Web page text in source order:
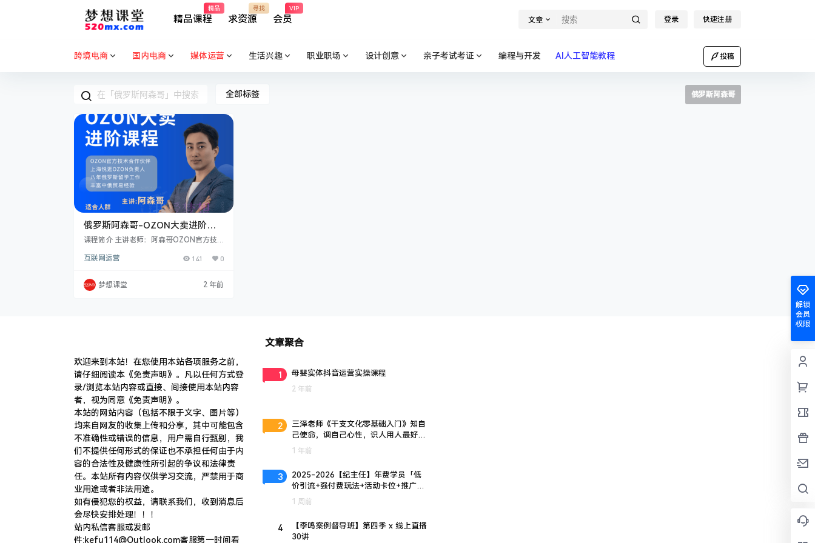
精品课程
精品
求资源
寻找
会员
VIP
文章 登录 快速注册
跨境电商 国内电商 媒体运营 生活兴趣 职业职场 设计创意 亲子考试考证 编程与开发 AI人工智能教程 投稿
全部标签 俄罗斯阿森哥
俄罗斯阿森哥-OZON大卖进阶课
程
课程简介 主讲老师：阿森哥OZON官方技
斯留学工作丰富中俄贸易经验课程亮点OZ
ZON办公室+高质量社群对接官方主推物流
AI工具OZON实操应用课时不间断更新学完
互联网运营 141 0
梦想课堂 2 年前
解锁
会员
权限
欢迎来到本站！在您使用本站各项服务之前，
请仔细阅读本《免责声明》。凡以任何方式登
录/浏览本站内容或直接、间接使用本站内容
者，视为同意《免责声明》。
本站的网站内容（包括不限于文字、图片等）
均来自网友的收集上传和分享，其中可能包含
不准确性或错误的信息，用户需自行甄别，我
们不提供任何形式的保证也不承担任何由于内
容的合法性及健康性所引起的争议和法律责
任。本站所有内容仅供学习交流，严禁用于商
业用途或者非法用途。
​如有侵犯您的权益，请联系我们，收到消息后
会尽快安排处理！！！
站内私信客服或发邮
件:kefu114@Outlook.com客服第一时间看
文章聚合
1 母婴实体抖音运营实操课程
2 年前
2
三泽老师《干支文化零基础入门》知自
己使命，调自己心性，识人用人最好的
工具模型
1 年前
3
2025-2026【纪主任】年费学员「低
价引流+强付费玩法+活动卡位+推广自
救+稽查规避」全链路运营体系
1 周前
4
【李鸣案例督导班】第四季 x 线上直播
30讲